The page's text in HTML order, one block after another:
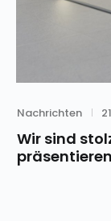
Category
Nachrichten
Wir sind